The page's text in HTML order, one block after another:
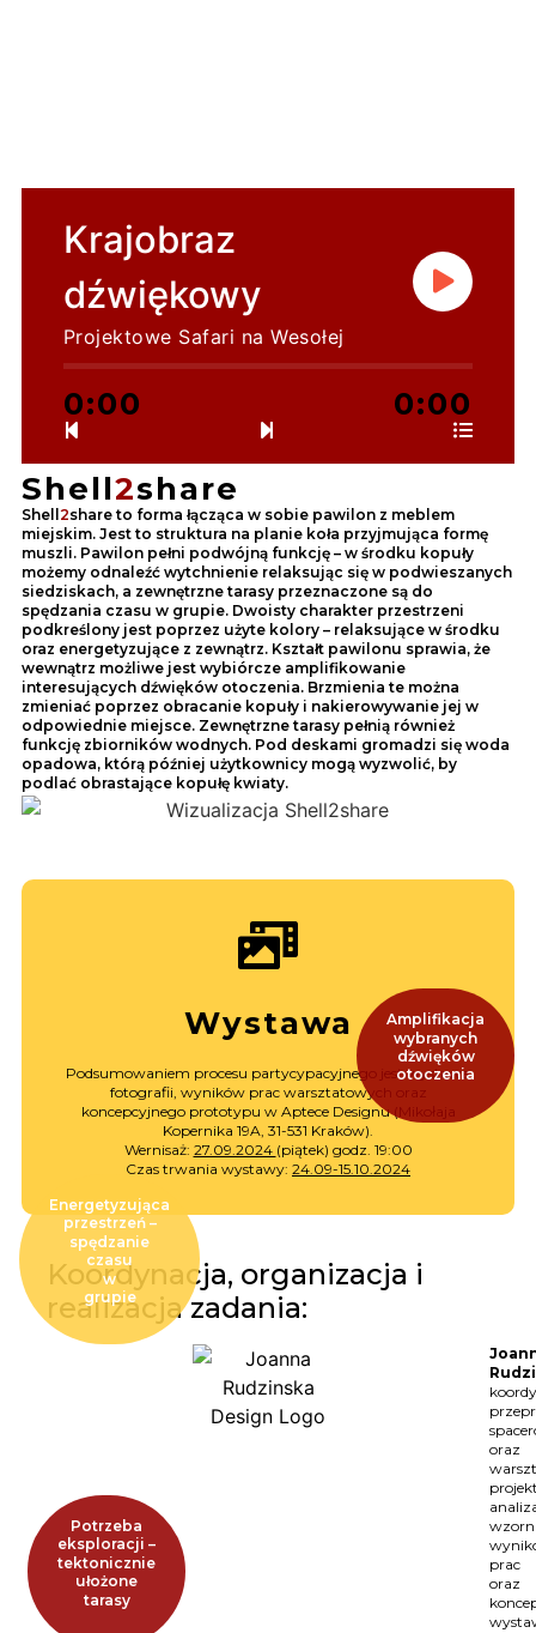
Krajobraz
dźwiękowy
Projektowe Safari na Wesołej
0:00 0:00
Shell2share
Shell 2share to forma łącząca w sobie pawilon z meblem
miejskim. Jest to struktura na planie koła przyjmująca formę
muszli. Pawilon pełni podwójną funkcję – w środku kopuły
możemy odnaleźć wytchnienie relaksując się w podwieszanych
siedziskach, a zewnętrzne tarasy przeznaczone są do
spędzania czasu w grupie. Dwoisty charakter przestrzeni
podkreślony jest poprzez użyte kolory – relaksujące w środku
oraz energetyzujące z zewnątrz. Kształt pawilonu sprawia, że
wewnątrz możliwe jest wybiórcze amplifikowanie
interesujących dźwięków otoczenia. Brzmienia te można
zmieniać poprzez obracanie kopuły i nakierowywanie jej w
odpowiednie miejsce. Zewnętrzne tarasy pełnią również
funkcję zbiorników wodnych. Pod deskami gromadzi się woda
opadowa, którą później użytkownicy mogą wyzwolić, by
podlać obrastające kopułę kwiaty.
Energetyzująca
przestrzeń –
spędzanie
czasu
w
grupie
Potrzeba
eksploracji –
tektonicznie
ułożone
tarasy
Amplifikacja
wybranych
dźwięków
otoczenia
Wystawa
Podsumowaniem procesu partycypacyjnego jest wystawa
fotografii, wyników prac warsztatowych oraz
koncepcyjnego prototypu w Aptece Designu (Mikołaja
Kopernika 19A, 31-531 Kraków).
Wernisaż: 27.09.2024 (piątek) godz. 19:00
Czas trwania wystawy: 24.09-15.10.2024
Wernisaż
27.09.2024 (piątek) Godz. 19:00
Apteka Designu
Mikołaja Kopernika 19A, 31-531
Kraków
Zobacz Wydarzenie
Koordynacja, organizacja i
realizacja zadania:
oraz
prac
oraz